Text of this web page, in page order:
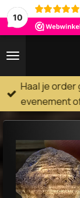
10
Haal je order
evenement